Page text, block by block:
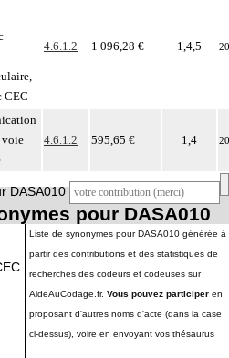
CEC
4.6.1.2 1 096,28 € 1,4,5
voie
4.6.1.2 595,65 € 1,4
DASA010
pour DASA010
Liste de synonymes pour DASA010 générée à
partir des contributions et des statistiques de
recherches des codeurs et codeuses sur
AideAuCodage.fr. Vous pouvez participer en
proposant d'autres noms d'acte (dans la case
ci-dessus), voire en envoyant vos thésaurus